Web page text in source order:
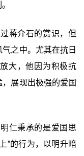
蒋介石的赏识，但
之中。尤其在抗日
大，他因为积极抗
展现出极强的爱国
仁秉承的是爱国思
”的行为，以明升暗